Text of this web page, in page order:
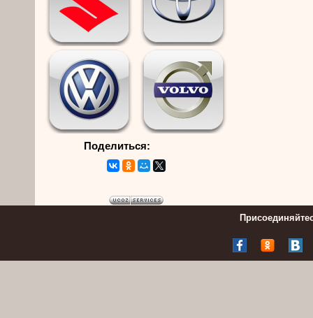
Поделиться: